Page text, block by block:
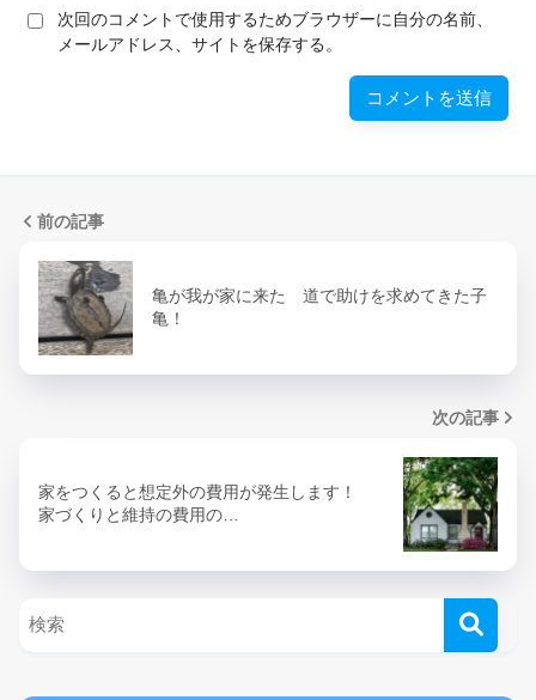
次回のコメントで使用するためブラウザーに自分の名前、
メールアドレス、サイトを保存する。
前の記事
亀が我が家に来た 道で助けを求めてきた子
亀！
次の記事
家をつくると想定外の費用が発生します！
家づくりと維持の費用の…